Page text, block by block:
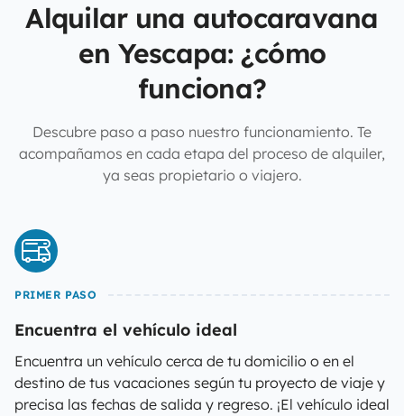
Alquilar una autocaravana
en Yescapa: ¿cómo
funciona?
Descubre paso a paso nuestro funcionamiento. Te
acompañamos en cada etapa del proceso de alquiler,
ya seas propietario o viajero.
PRIMER PASO
Encuentra el vehículo ideal
Encuentra un vehículo cerca de tu domicilio o en el
destino de tus vacaciones según tu proyecto de viaje y
precisa las fechas de salida y regreso. ¡El vehículo ideal